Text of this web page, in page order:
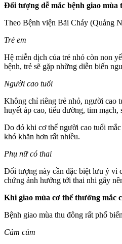
Đối tượng dễ mắc bệnh giao mùa
Theo Bệnh viện Bãi Cháy (Quảng
Trẻ em
Hệ miễn dịch của trẻ nhỏ còn non
bệnh, trẻ sẽ gặp những diễn biến
Người cao tuổi
Không chỉ riêng trẻ nhỏ, người cao
huyết áp cao, tiểu đường, tim
Do đó khi cơ thể người cao tuổi
khó khăn hơn rất nhiều.
Phụ nữ có thai
Đối tượng này cần đặc biệt lưu ý vì
chứng ảnh hưởng tới thai nhi gây
Khi giao mùa cơ thể thường mắc
Bệnh giao mùa thu đông rất phổ
Cảm cúm